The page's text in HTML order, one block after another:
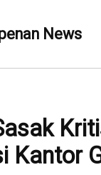
News
Kantor